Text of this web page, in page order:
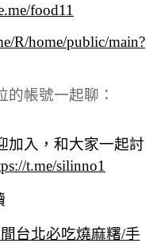
food11
R/home/public/main?
的帳號一起聊：
加入，和大家一起討
t.me/silinno1
台北必吃燒麻糬/手